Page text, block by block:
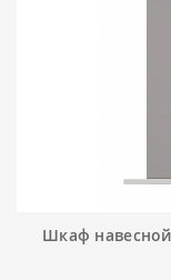
Шкаф